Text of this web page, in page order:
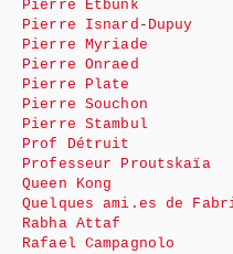
Pierre Etbunk
Pierre Isnard-Dupuy
Pierre Myriade
Pierre Onraed
Pierre Plate
Pierre Souchon
Pierre Stambul
Prof Détruit
Professeur Proutskaïa
Queen Kong
Quelques ami.es de
Rabha Attaf
Rafael Campagnolo